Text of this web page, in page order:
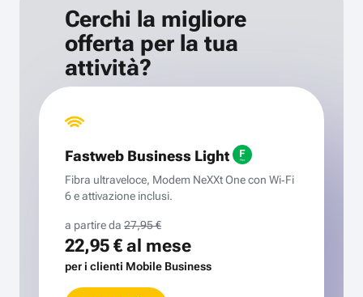
Cerchi la migliore
offerta per la tua
attività?
Fastweb Business Light
Fibra ultraveloce, Modem NeXXt One con Wi‑Fi
6 e attivazione inclusi.
a partire da 27,95 €
22,95 €al mese
per i clienti Mobile Business